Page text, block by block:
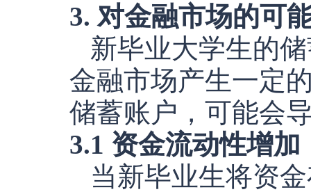
3. 对金融市场的可
新毕业大学生的
金融市场产生一定
储蓄账户，可能会
3.1 资金流动性增加
当新毕业生将资